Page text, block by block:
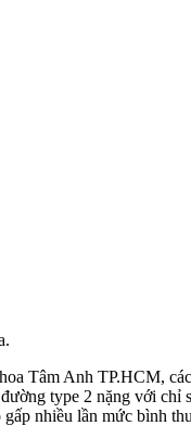
Tâm Anh TP.HCM,
type 2 nặng với chỉ
nhiều lần mức bình